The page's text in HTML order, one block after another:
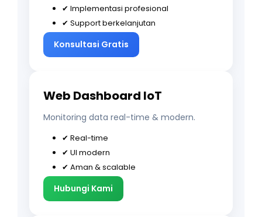
✔ Implementasi profesional
✔ Support berkelanjutan
Konsultasi Gratis
Web Dashboard IoT
Monitoring data real-time & modern.
✔ Real-time
✔ UI modern
✔ Aman & scalable
Hubungi Kami